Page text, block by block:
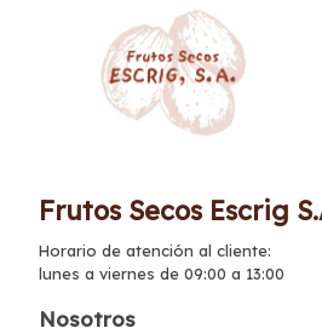
Frutos Secos Escrig
Horario de atención al cliente:
lunes a viernes de 09:00 a 13:00
Nosotros